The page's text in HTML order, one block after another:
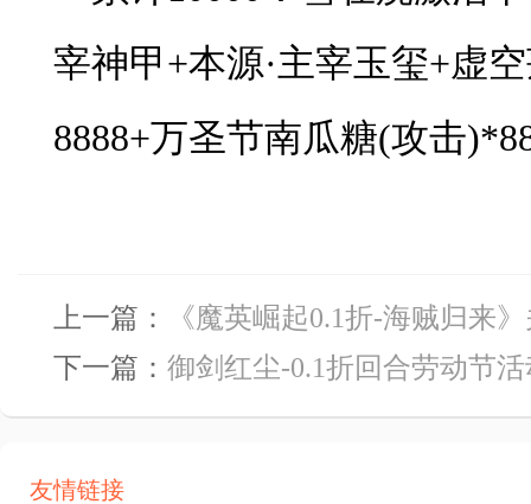
宰神甲+本源·主宰玉玺+虚
8888+万圣节南瓜糖(攻击
上一篇：
《魔英崛起0.1折-海贼归来
下一篇： 御剑红尘-0.1折回合劳动节
友情链接